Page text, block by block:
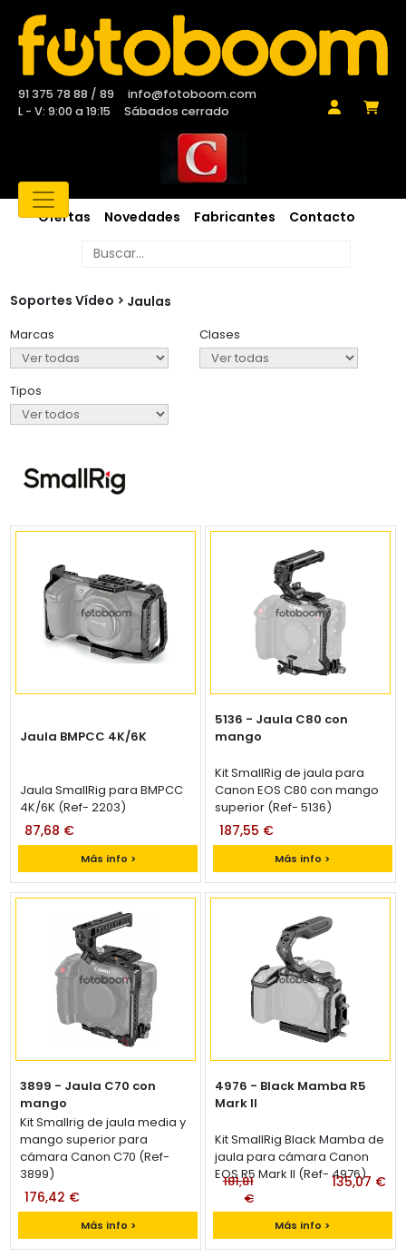
91 375 78 88 / 89
info@fotoboom.com
L - V: 9:00 a 19:15
Sábados cerrado
Ofertas Novedades Fabricantes Contacto
Soportes Vídeo Jaulas
Marcas Clases
Tipos
Jaula BMPCC 4K/6K
Jaula SmallRig para BMPCC
4K/6K (Ref- 2203)
Más info >
87,68 €
5136 - Jaula C80 con
mango
Kit SmallRig de jaula para
Canon EOS C80 con mango
superior (Ref- 5136)
Más info >
187,55 €
3899 - Jaula C70 con
mango
Kit Smallrig de jaula media y
mango superior para
cámara Canon C70 (Ref-
3899)
Más info >
176,42 €
4976 - Black Mamba R5
Mark II
Kit SmallRig Black Mamba de
jaula para cámara Canon
EOS R5 Mark II (Ref- 4976)
Más info >
181,81
€
135,07 €